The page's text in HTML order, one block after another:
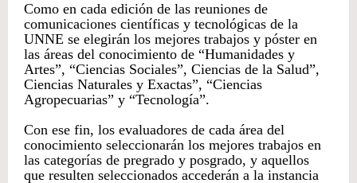
Como en cada edición de las reuniones de
comunicaciones científicas y tecnológicas de la
UNNE se elegirán los mejores trabajos y póster en
las áreas del conocimiento de “Humanidades y
Artes”, “Ciencias Sociales”, Ciencias de la Salud”,
Ciencias Naturales y Exactas”, “Ciencias
Agropecuarias” y “Tecnología”.
Con ese fin, los evaluadores de cada área del
conocimiento seleccionarán los mejores trabajos en
las categorías de pregrado y posgrado, y aquellos
que resulten seleccionados accederán a la instancia